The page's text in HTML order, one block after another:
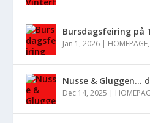
Bursdagsfeiring på
Jan 1, 2026 | HOMEPAGE,
Nusse & Gluggen…
Dec 14, 2025 |